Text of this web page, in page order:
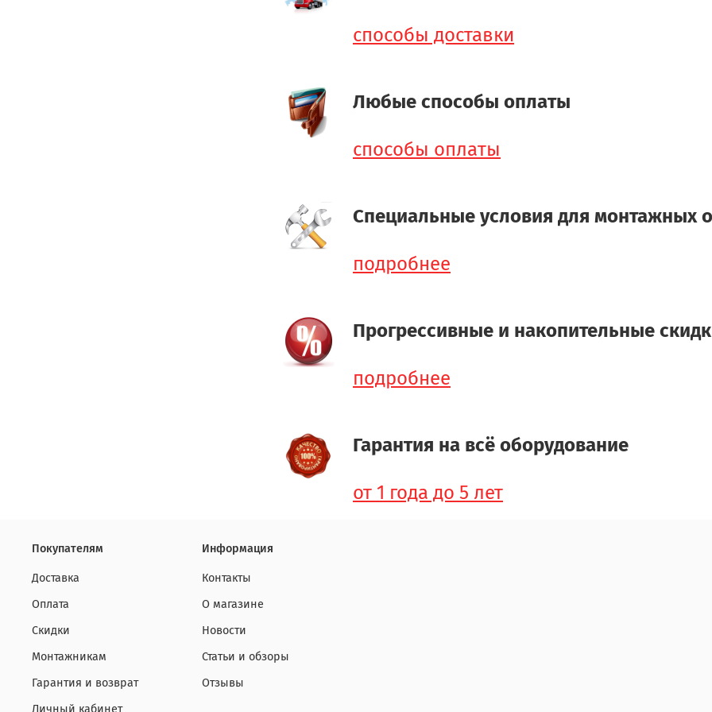
способы доставки
Любые способы оплаты
способы оплаты
Специальные условия для монтажных
подробнее
Прогрессивные и накопительные
подробнее
Гарантия на всё оборудование
от 1 года до 5 лет
Покупателям
Доставка
Оплата
Скидки
Монтажникам
Гарантия и возврат
Информация
Контакты
О магазине
Новости
Статьи и обзоры
Отзывы